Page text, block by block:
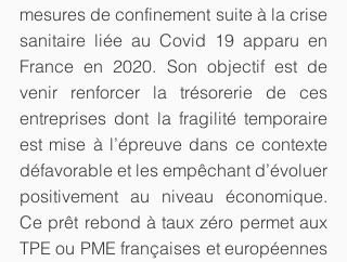
mesures de confinement suite à la crise
sanitaire liée au Covid 19 apparu en
France en 2020. Son objectif est de
venir renforcer la trésorerie de ces
entreprises dont la fragilité temporaire
est mise à l’épreuve dans ce contexte
défavorable et les empêchant d’évoluer
positivement au niveau économique.
Ce prêt rebond à taux zéro permet aux
TPE ou PME françaises et européennes